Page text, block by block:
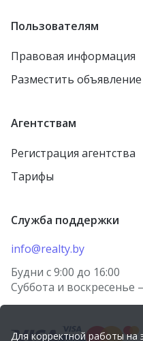
Пользователям
Правовая информация
Разместить объявление
Агентствам
Регистрация агентства
Тарифы
Служба поддержки
info@realty.by
Будни с 9:00 до 16:00
Суббота и
Для корректной работы на